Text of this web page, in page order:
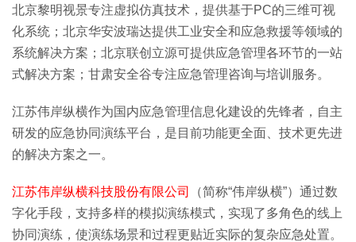
北京黎明视景专注虚拟仿真技术，提供基于PC的三维可视
化系统；北京华安波瑞达提供工业安全和应急救援等领域的
系统解决方案；北京联创立源可提供应急管理各环节的一站
式解决方案；甘肃安全谷专注应急管理咨询与培训服务。
江苏伟岸纵横作为国内应急管理信息化建设的先锋者，自主
研发的应急协同演练平台，是目前功能更全面、技术更先进
的解决方案之一。
江苏伟岸纵横科技股份有限公司
（简称“伟岸纵横”）通过数
字化手段，支持多样的模拟演练模式，实现了多角色的线上
协同演练，使演练场景和过程更贴近实际的复杂应急处置。